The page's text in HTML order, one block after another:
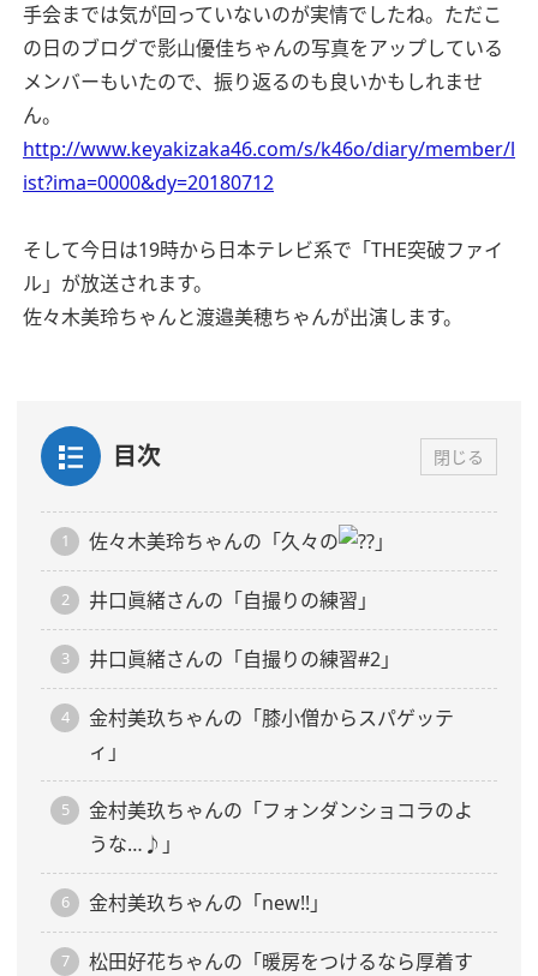
手会までは気が回っていないのが実情でしたね。ただこ
の日のブログで影山優佳ちゃんの写真をアップしている
メンバーもいたので、振り返るのも良いかもしれませ
ん。
http://www.keyakizaka46.com/s/k46o/diary/member/l
ist?ima=0000&dy=20180712
そして今日は19時から日本テレビ系で「THE突破ファイ
ル」が放送されます。
佐々木美玲ちゃんと渡邉美穂ちゃんが出演します。
目次 閉じる
佐々木美玲ちゃんの「久々の 」
井口眞緒さんの「自撮りの練習」
井口眞緒さんの「自撮りの練習#2」
金村美玖ちゃんの「膝小僧からスパゲッテ
ィ」
金村美玖ちゃんの「フォンダンショコラのよ
うな…♪」
金村美玖ちゃんの「new!!」
松田好花ちゃんの「暖房をつけるなら厚着す